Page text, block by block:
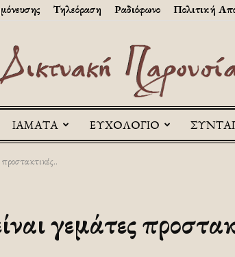
Τηλεόραση Ραδιόφωνο Πολιτική
Askitikon
ΙΑΜΑΤΑ ΕΥΧΟΛΟΓΙΟ
γεμάτες